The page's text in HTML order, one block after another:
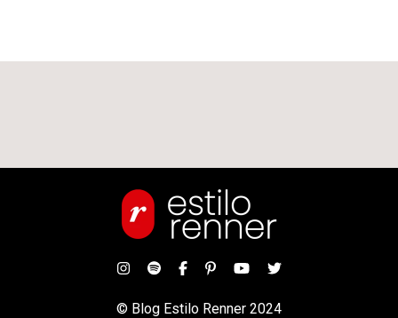
© Blog Estilo Renner 2024